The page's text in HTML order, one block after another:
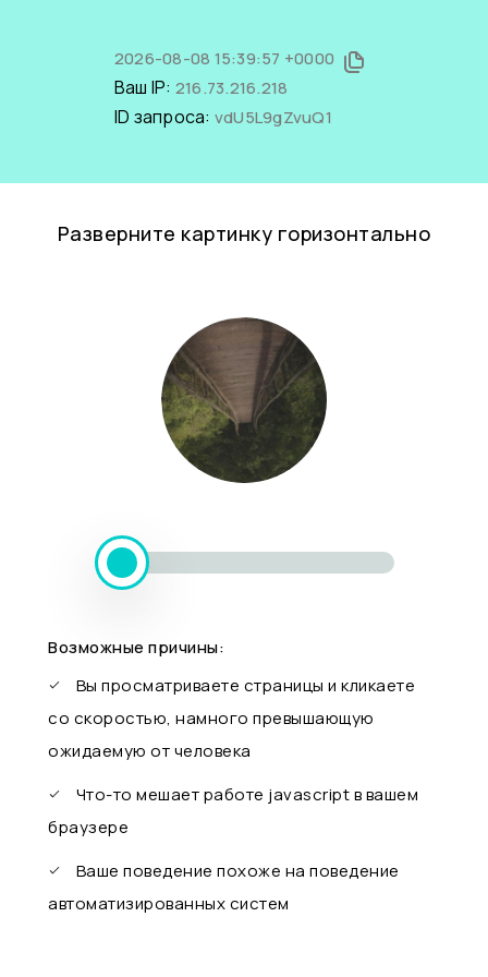
2026-08-08 15:39:57 +0000
Ваш IP: 216.73.216.218
ID запроса: vdU5L9gZvuQ1
Разверните картинку горизонтально
Возможные причины:
Вы просматриваете страницы и кликаете
со скоростью, намного превышающую
ожидаемую от человека
Что-то мешает работе javascript в вашем
браузере
Ваше поведение похоже на поведение
автоматизированных систем